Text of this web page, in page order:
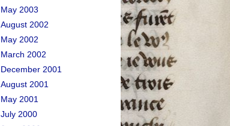
May 2003
August 2002
May 2002
March 2002
December 2001
August 2001
May 2001
July 2000